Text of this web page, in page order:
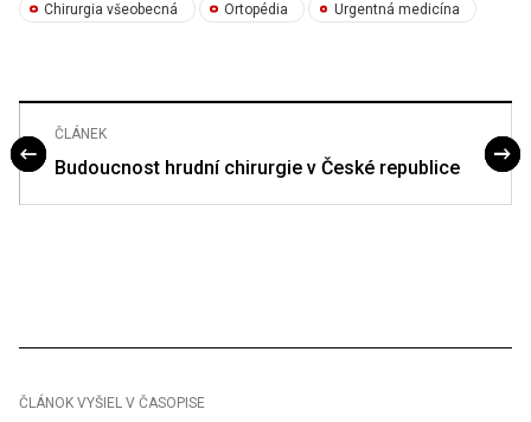
Chirurgia všeobecná Ortopédia Urgentná medicína
ČLÁNEK
Budoucnost hrudní chirurgie v České republice
ČLÁNOK VYŠIEL V ČASOPISE